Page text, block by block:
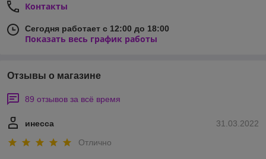
Контакты
Сегодня работает с 12:00 до 18:00
Показать весь график работы
Отзывы о магазине
89 отзывов за всё время
31.03.2022
инесса
Отлично